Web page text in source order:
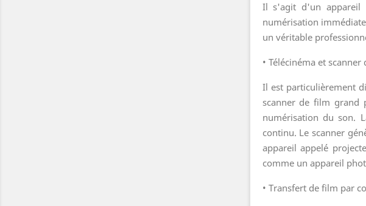
Il s'agit d'un appareil
numérisation
un véritable
• Télécinéma et
Il est particulièrement
scanner de film grand
numérisation du son.
continu. Le scanner
appareil appelé
comme un appareil
• Transfert de film par